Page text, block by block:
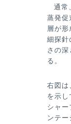
通常
蒸発促
層が
細探針
さの
る。
右図は
を示し
シャー
ンテ